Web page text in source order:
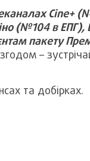
Cine+
(№104 в ЕПГ),
пакету
–
та добірках.